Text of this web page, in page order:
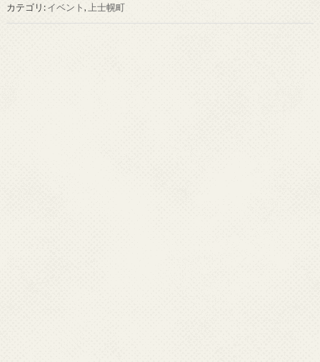
カテゴリ:イベント, 上士幌町